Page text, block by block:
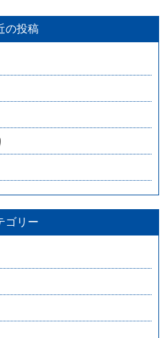
の投稿
ゴリー